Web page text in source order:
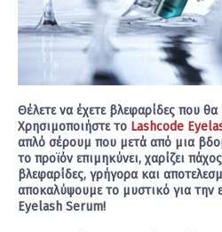
Θέλετε να έχετε βλεφαρίδες που
Χρησιμοποιήστε το Lashcode
απλό σέρουμ που μετά από μια
το προϊόν επιμηκύνει, χαρίζει
βλεφαρίδες, γρήγορα και
αποκαλύψουμε το μυστικό για την
Eyelash Serum!